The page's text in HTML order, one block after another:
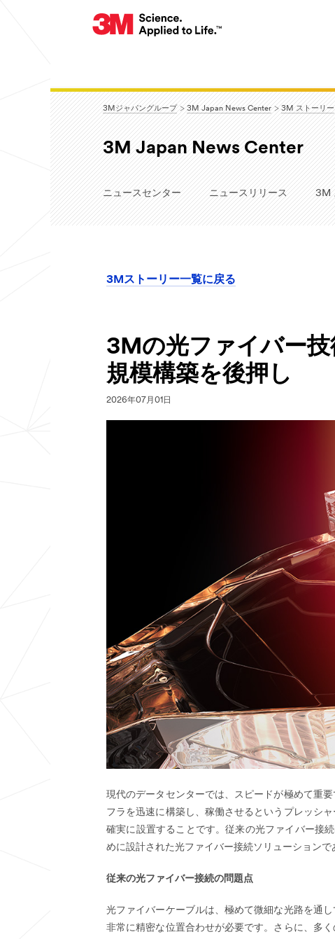
3Mジャパングループ 3M Japan News Center 3M ストーリー
3M Japan News Center
ニュースセンター ニュースリリース 3M
3Mストーリー一覧に戻る
3Mの光ファイバー
規模構築を後押し
2026年07月01日
現代のデータセンターでは、スピードが極めて重
フラを迅速に構築し、稼働させるというプレッシ
確実に設置することです。従来の光ファイバー接
めに設計された光ファイバー接続ソリューションで
従来の光ファイバー接続の問題点
光ファイバーケーブルは、極めて微細な光路を通
非常に精密な位置合わせが必要です。さらに、多